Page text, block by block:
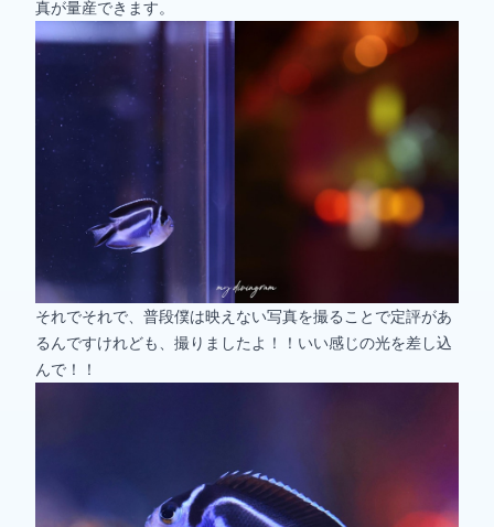
真が量産できます。
それでそれで、普段僕は映えない写真を撮ることで定評があ
るんですけれども、撮りましたよ！！いい感じの光を差し込
んで！！